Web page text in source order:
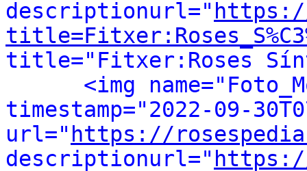
descriptionurl="
title="Fitxer:Roses
<img
timestamp="2022-09-
url=" https://
descriptionurl="